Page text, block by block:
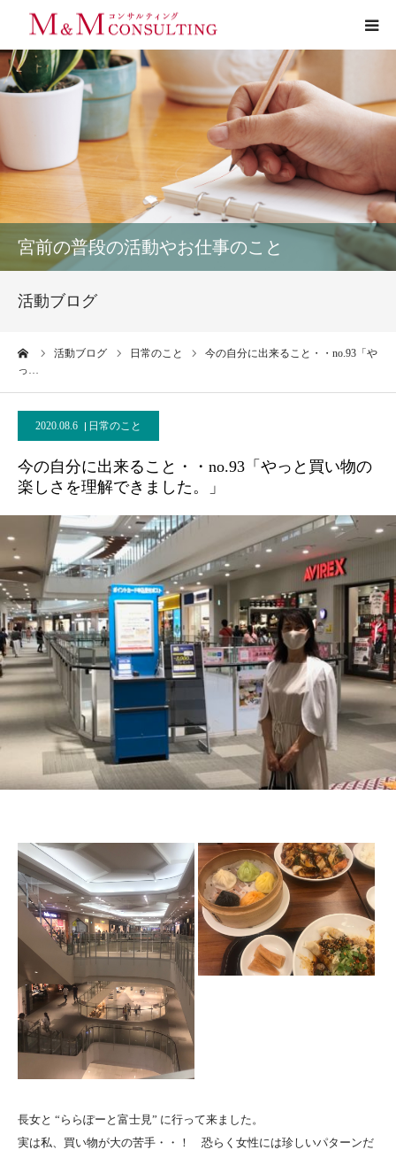
宮前の普段の活動やお仕事のこと
活動ブログ
活動ブログ 日常のこと
今の自分に出来ること・・no.93「や
っ…
2020.08.6 日常のこと
今の自分に出来ること・・no.93「やっと買い物の
楽しさを理解できました。」
長女と “ららぽーと富士見” に行って来ました。
実は私、買い物が大の苦手・・！ 恐らく女性には珍しいパターンだ
プロフィール
サービス
お客様の声
実績